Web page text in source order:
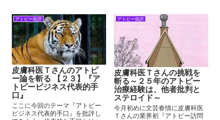
アトピー批評
皮膚科医Ｔさんのアトピ
ー論を斬る 【２３】『ア
トピービジネス代表的手
口』
ここに今回のテーマ『アトピー
ビジネス代表的手口』を批評し
アトピー批評
皮膚科医Ｔさんの挑戦を
斬る～２５年のアトピー
治療経験は、他者批判と
ステロイド～
今月初めに文芸春情に皮膚科医
Ｔさんの業界初『アトピー訪問